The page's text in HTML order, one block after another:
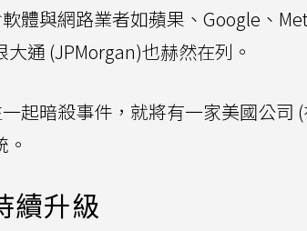
體與網路業者如蘋果、Google、
通 (JPMorgan)也赫然在列。
起暗殺事件，就將有一家美國公司
續升級